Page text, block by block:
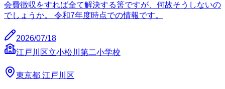
会費徴収をすれば全て解決する筈ですが、何故そうしないの
でしょうか。 令和7年度時点での情報です。
2026/07/18
江戸川区立小松川第二小学校
東京都 江戸川区